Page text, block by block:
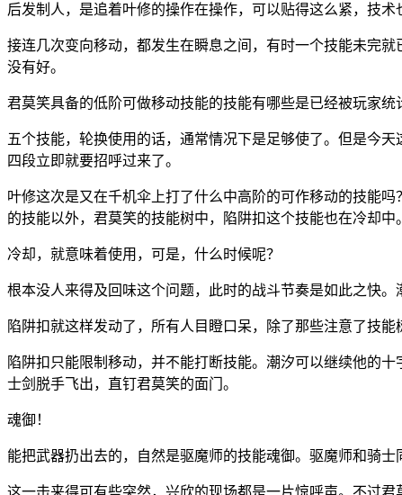
后发制人，是追着叶修的操作在操作，可以贴得这么紧，技术
接连几次变向移动，都发生在瞬息之间，有时一个技能未完
没有好。
君莫笑具备的低阶可做移动技能的技能有哪些是已经被玩家
五个技能，轮换使用的话，通常情况下是足够使了。但是今
四段立即就要招呼过来了。
叶修这次是又在千机伞上打了什么中高阶的可作移动的技能
的技能以外，君莫笑的技能树中，陷阱扣这个技能也在冷却中。
冷却，就意味着使用，可是，什么时候呢？
根本没人来得及回味这个问题，此时的战斗节奏是如此之快
陷阱扣就这样发动了，所有人目瞪口呆，除了那些注意了技
陷阱扣只能限制移动，并不能打断技能。潮汐可以继续他的
士剑脱手飞出，直钉君莫笑的面门。
魂御！
能把武器扔出去的，自然是驱魔师的技能魂御。驱魔师和骑士
这一击来得可有些突然，兴欣的现场都是一片惊呼声。不过君